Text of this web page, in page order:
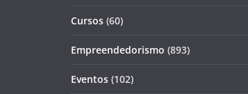
Cursos (60)
Empreendedorismo (893)
Eventos (102)